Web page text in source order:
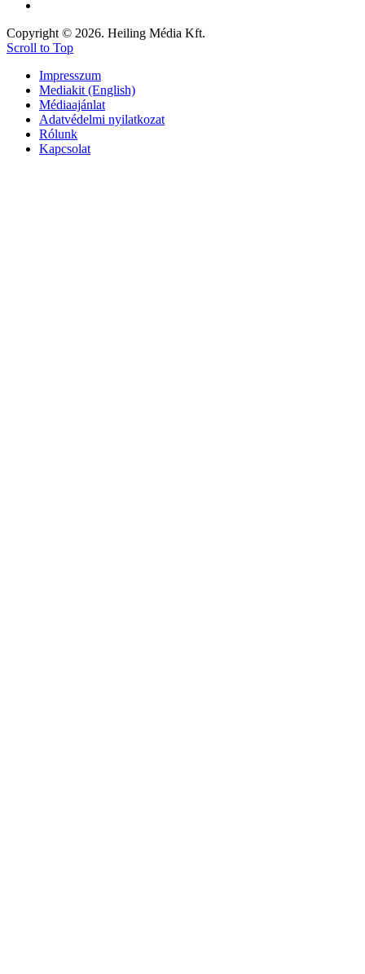
Copyright © 2026. Heiling Média Kft.
Scroll to Top
Impresszum
Mediakit (English)
Médiaajánlat
Adatvédelmi nyilatkozat
Rólunk
Kapcsolat